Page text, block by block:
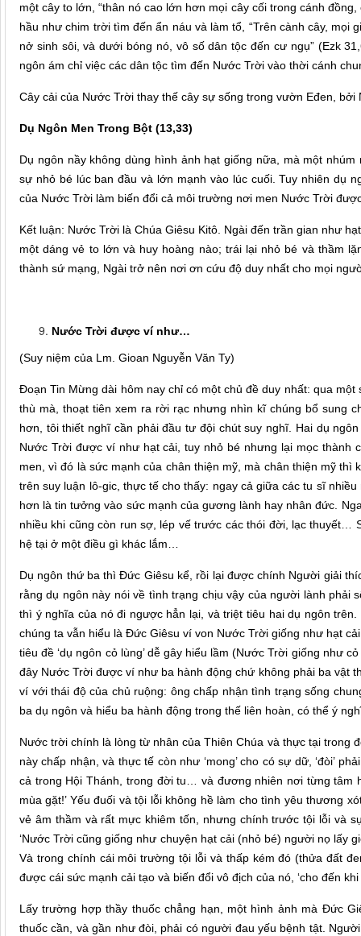
một cây to lớn, “thân nó cao lớn hơn mọi cây cối trong cánh
hầu như chim trời tìm đến ẩn náu và làm tổ, “Trên cành cây,
nở sinh sôi, và dưới bóng nó, vô số dân tộc đến cư ngụ” (Ezk
ngôn ám chỉ việc các dân tộc tìm đến Nước Trời vào thời cánh
Cây cải của Nước Trời thay thế cây sự sống trong vườn Eđen,
Dụ Ngôn Men Trong Bột (13,33)
Dụ ngôn nầy không dùng hình ảnh hạt giống nữa, mà một
sự nhỏ bé lúc ban đầu và lớn mạnh vào lúc cuối. Tuy nhiên dụ
của Nước Trời làm biến đổi cả môi trường nơi men Nước Trời
Kết luận: Nước Trời là Chúa Giêsu Kitô. Ngài đến trần gian như
một dáng vẻ to lớn và huy hoàng nào; trái lại nhỏ bé và thầm
thành sứ mạng, Ngài trở nên nơi ơn cứu độ duy nhất cho mọi
Nước Trời được ví như…
(Suy niệm của Lm. Gioan Nguyễn Văn Ty)
Đoạn Tin Mừng dài hôm nay chỉ có một chủ đề duy nhất: qua
thù mà, thoạt tiên xem ra rời rạc nhưng nhìn kĩ chúng bổ sung
hơn, tôi thiết nghĩ cần phải đầu tư đội chút suy nghĩ. Hai dụ
Nước Trời được ví như hạt cải, tuy nhỏ bé nhưng lại mọc thành
men, vì đó là sức mạnh của chân thiện mỹ, mà chân thiện mỹ
trên suy luận lô-gic, thực tế cho thấy: ngay cả giữa các tu sĩ
hơn là tin tưởng vào sức mạnh của gương lành hay nhân đức.
nhiều khi cũng còn run sợ, lép vế trước các thói đời, lạc thuyết…
hệ tại ở một điều gì khác lắm…
Dụ ngôn thứ ba thì Đức Giêsu kể, rồi lại được chính Người giải
rằng dụ ngôn này nói về tình trạng chịu vậy của người lành
thì ý nghĩa của nó đi ngược hẳn lại, và triệt tiêu hai dụ ngôn
chúng ta vẫn hiểu là Đức Giêsu ví von Nước Trời giống như hạt
tiêu đề ‘dụ ngôn cỏ lùng’ dễ gây hiểu lầm (Nước Trời giống như
đây Nước Trời được ví như ba hành động chứ không phải ba vật
ví với thái độ của chủ ruộng: ông chấp nhận tình trạng sống
ba dụ ngôn và hiểu ba hành động trong thế liên hoàn, có thể ý
Nước trời chính là lòng từ nhân của Thiên Chúa và thực tại trong
này chấp nhận, và thực tế còn như ‘mong’ cho có sự dữ, ‘đòi’
cả trong Hội Thánh, trong đời tu… và đương nhiên nơi từng tâm
mùa gặt!’ Yếu đuối và tội lỗi không hề làm cho tình yêu thương
vẻ âm thầm và rất mực khiêm tốn, nhưng chính trước tội lỗi và
‘Nước Trời cũng giống như chuyện hạt cải (nhỏ bé) người nọ
Và trong chính cái môi trường tội lỗi và thấp kém đó (thửa đất
được cái sức mạnh cải tạo và biến đổi vô địch của nó, ‘cho đến khi
Lấy trường hợp thầy thuốc chẳng hạn, một hình ảnh mà Đức
thuốc cần, và gần như đòi, phải có người đau yếu bệnh tật.